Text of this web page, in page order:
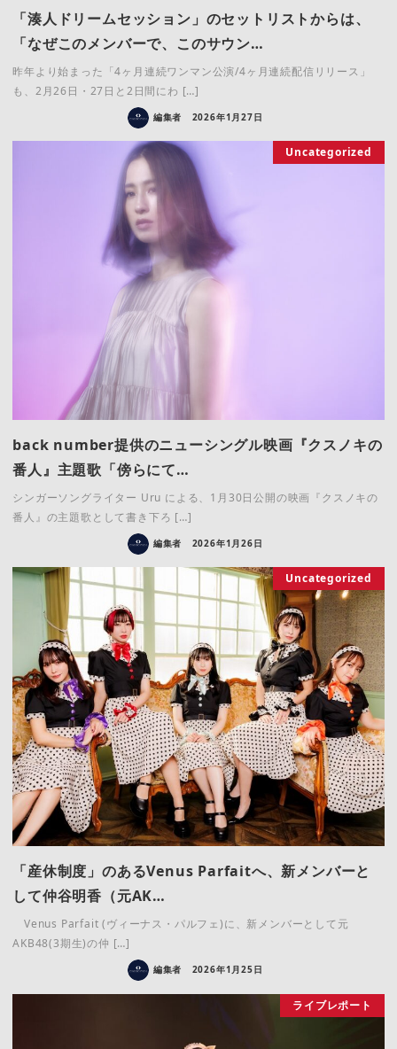
「湊人ドリームセッション」のセットリストからは、
「なぜこのメンバーで、このサウン…
昨年より始まった「4ヶ月連続ワンマン公演/4ヶ月連続配信リリース」
も、2月26日・27日と2日間にわ […]
編集者 2026年1月27日
Uncategorized
back number提供のニューシングル映画『クスノキの
番人』主題歌「傍らにて…
シンガーソングライター Uru による、1月30日公開の映画『クスノキの
番人』の主題歌として書き下ろ […]
編集者 2026年1月26日
Uncategorized
「産休制度」のあるVenus Parfaitへ、新メンバーと
して仲谷明香（元AK…
Venus Parfait (ヴィーナス・パルフェ)に、新メンバーとして元
AKB48(3期生)の仲 […]
編集者 2026年1月25日
ライブレポート